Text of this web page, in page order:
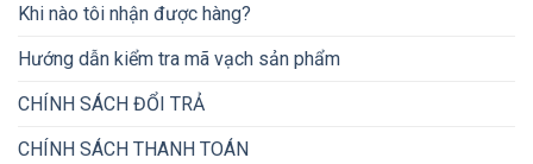
Khi nào tôi nhận được hàng?
Hướng dẫn kiểm tra mã vạch sản phẩm
CHÍNH SÁCH ĐỔI TRẢ
CHÍNH SÁCH THANH TOÁN